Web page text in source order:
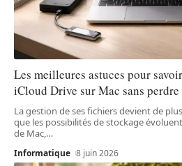
Les meilleures astuces pour
iCloud Drive sur Mac sans
La gestion de ses fichiers devient de
que les possibilités de stockage
de Mac,…
Informatique 8 juin 2026